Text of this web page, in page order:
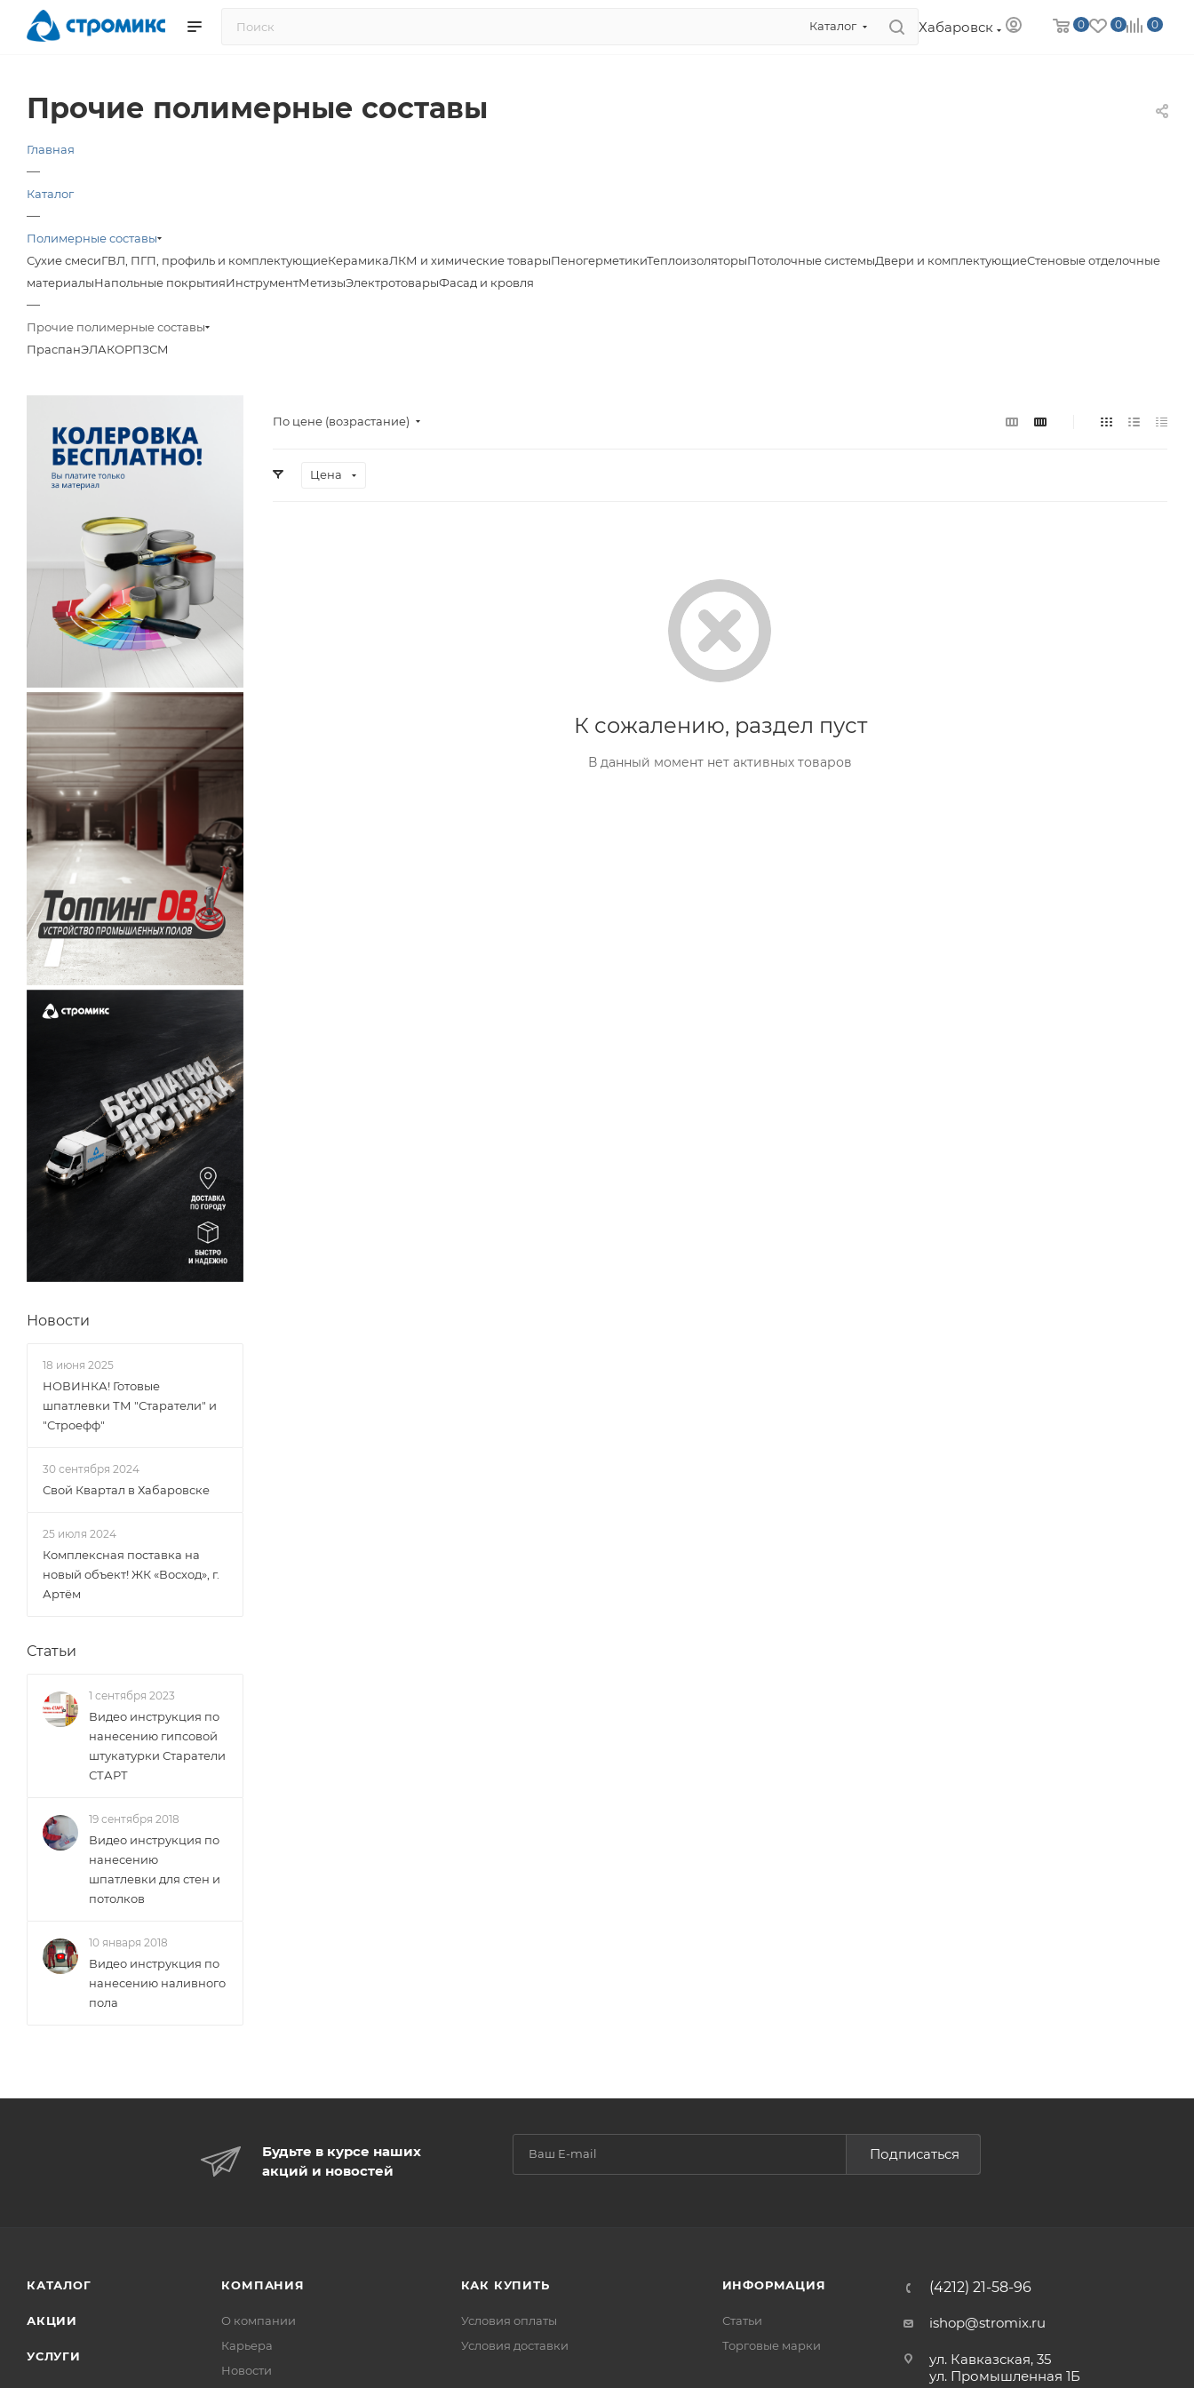
Каталог Хабаровск 0
0
0
Прочие полимерные составы
Главная
—
Каталог
—
Полимерные составы
Сухие смесиГВЛ, ПГП, профиль и комплектующиеКерамикаЛКМ и химические товарыПеногерметикиТеплоизоляторыПотолочные системыДвери и комплектующиеСтеновые отделочные
материалыНапольные покрытияИнструментМетизыЭлектротоварыФасад и кровля
—
Прочие полимерные составы
ПраспанЭЛАКОРПЗСМ
По цене (возрастание)
Цена
К сожалению, раздел пуст
В данный момент нет активных товаров
Новости
18 июня 2025
НОВИНКА! Готовые
шпатлевки ТМ "Старатели" и
"Строефф"
30 сентября 2024
Свой Квартал в Хабаровске
25 июля 2024
Комплексная поставка на
новый объект! ЖК «Восход», г.
Артём
Статьи
1 сентября 2023
Видео инструкция по
нанесению гипсовой
штукатурки Старатели
СТАРТ
19 сентября 2018
Видео инструкция по
нанесению
шпатлевки для стен и
потолков
10 января 2018
Видео инструкция по
нанесению наливного
пола
Будьте в курсе наших
акций и новостей
Подписаться
КАТАЛОГ
АКЦИИ
УСЛУГИ
КОМПАНИЯ
О компании
Карьера
Новости
КАК КУПИТЬ
Условия оплаты
Условия доставки
ИНФОРМАЦИЯ
Статьи
Торговые марки
(4212) 21-58-96
ishop@stromix.ru
ул. Кавказская, 35
ул. Промышленная 1Б